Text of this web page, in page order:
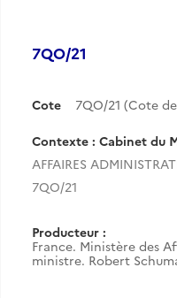
7QO/21
Cote 7QO/21 (Cote
Contexte : Cabinet du
AFFAIRES
7QO/21
Producteur :
France. Ministère des
ministre. Robert